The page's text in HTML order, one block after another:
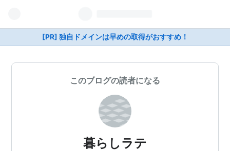
[PR] 独自ドメインは早めの取得がおすすめ！
このブログの読者になる
暮らしラテ